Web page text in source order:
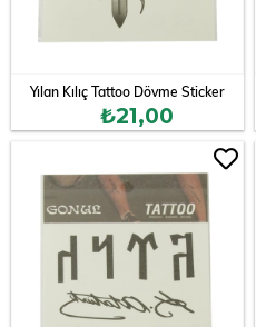
Yılan Kılıç Tattoo Dövme Sticker
₺21,00